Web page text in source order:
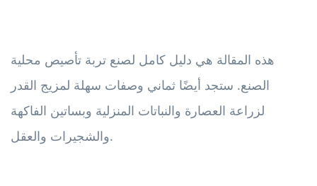
هذه المقالة هي دليل كامل لصنع تربة تأصيص محلية
الصنع. ستجد أيضًا ثماني وصفات سهلة لمزيج القدر
لزراعة العصارة والنباتات المنزلية وبساتين الفاكهة
والشجيرات والعقل.